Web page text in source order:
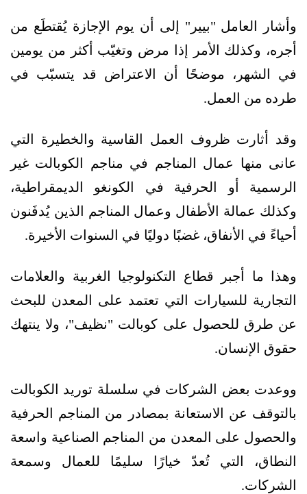
وأشار العامل "بيير" إلى أن يوم الإجازة يُقتطَع من
أجره، وكذلك الأمر إذا مرض وتغيّب أكثر من يومين
في الشهر، موضحًا أن الاعتراض قد يتسبّب في
طرده من العمل.
وقد أثارت ظروف العمل القاسية والخطيرة التي
عانى منها عمال المناجم في مناجم الكوبالت غير
الرسمية أو الحرفية في الكونغو الديمقراطية،
وكذلك عمالة الأطفال وعمال المناجم الذين يُدفَنون
أحياءً في الأنفاق، غضبًا دوليًا في السنوات الأخيرة.
وهذا ما أجبر قطاع التكنولوجيا الغربية والعلامات
التجارية للسيارات التي تعتمد على المعدن للبحث
عن طرق للحصول على كوبالت "نظيف"، ولا ينتهك
حقوق الإنسان.
ووعدت بعض الشركات في سلسلة توريد الكوبالت
بالتوقف عن الاستعانة بمصادر من المناجم الحرفية
والحصول على المعدن من المناجم الصناعية واسعة
النطاق، التي تُعدّ خيارًا سليمًا للعمال وسمعة
الشركات.